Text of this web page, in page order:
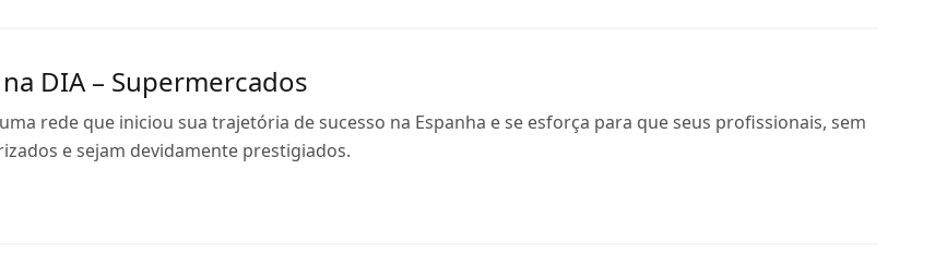
DIA – Supermercados
rede que iniciou sua trajetória de sucesso na Espanha e se esforça para que seus profissionais, sem
e sejam devidamente prestigiados.